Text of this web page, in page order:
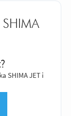
SHIMA JET i